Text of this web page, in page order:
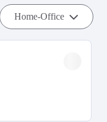
Home-Office